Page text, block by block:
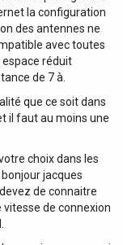
la configuration
des antennes ne
avec toutes
espace réduit
de 7 à.
que ce soit dans
il faut au moins une
choix dans les
jacques
de connaitre
de connexion